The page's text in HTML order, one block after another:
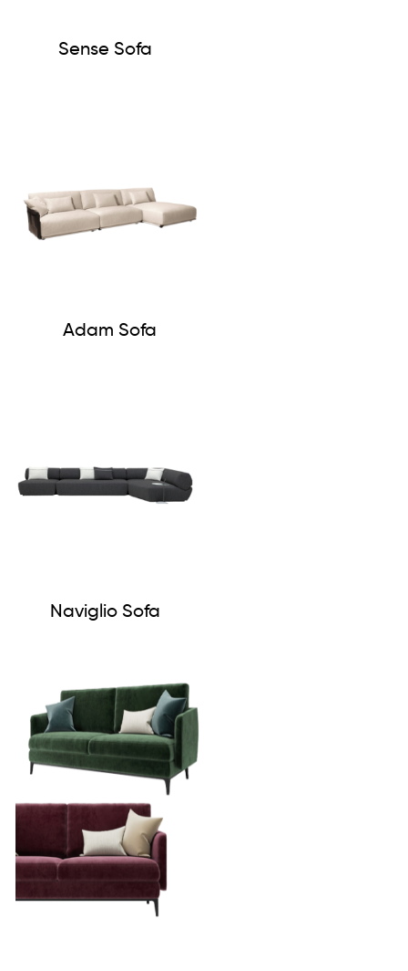
Sense Sofa
Adam Sofa
Naviglio Sofa